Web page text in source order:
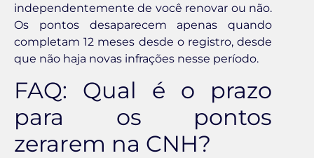
independentemente de você renovar ou não.
Os pontos desaparecem apenas quando
completam 12 meses desde o registro, desde
que não haja novas infrações nesse período.
FAQ: Qual é o prazo
para os pontos
zerarem na CNH?